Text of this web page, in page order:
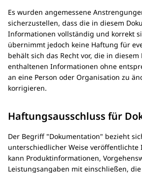
Es wurden angemessene
sicherzustellen, dass die in diesem
Informationen vollständig und korrekt
übernimmt jedoch keine Haftung für
behält sich das Recht vor, die in diesem
enthaltenen Informationen ohne
an eine Person oder Organisation zu
korrigieren.
Haftungsausschluss für
Der Begriff Dokumentation
bezieht
unterschiedlicher Weise veröffentlichte
kann Produktinformationen,
Leistungsangaben mit einschließen,